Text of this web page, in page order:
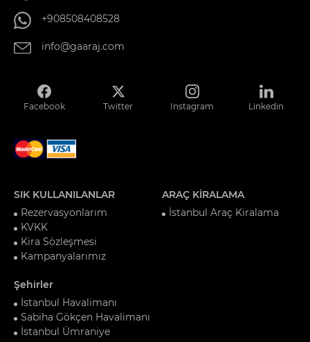
+908508408528
info@gaaraj.com
Facebook Twitter Instagram Linkedin
SIK KULLANILANLAR
Rezervasyonlarım
KVKK
Kira Sözleşmesi
Kampanyalarımız
ARAÇ KİRALAMA
İstanbul Araç Kiralama
Şehirler
İstanbul Havalimanı
Sabiha Gökçen Havalimanı
İstanbul Ümraniye